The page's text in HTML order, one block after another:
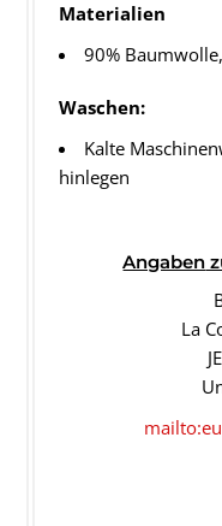
Materialien
90%
Waschen:
Kalte
hinlegen
Angaben
La